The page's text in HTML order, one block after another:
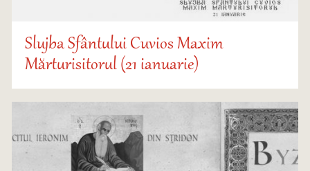
Slujba Sfântului Cuvios Maxim
Mărturisitorul (21 ianuarie)